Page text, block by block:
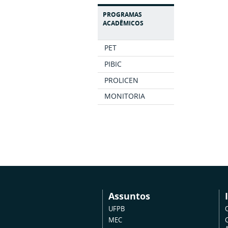
PROGRAMAS
ACADÊMICOS
PET
PIBIC
PROLICEN
MONITORIA
Assuntos
UFPB
MEC